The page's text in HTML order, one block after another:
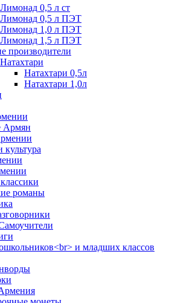
Лимонад 0,5 л ст
Лимонад 0,5 л ПЭТ
Лимонад 1,0 л ПЭТ
Лимонад 1,5 л ПЭТ
производители
Натахтари
Натахтари 0,5л
Натахтари 1,0л
Армян
культура
романы
и младших классов